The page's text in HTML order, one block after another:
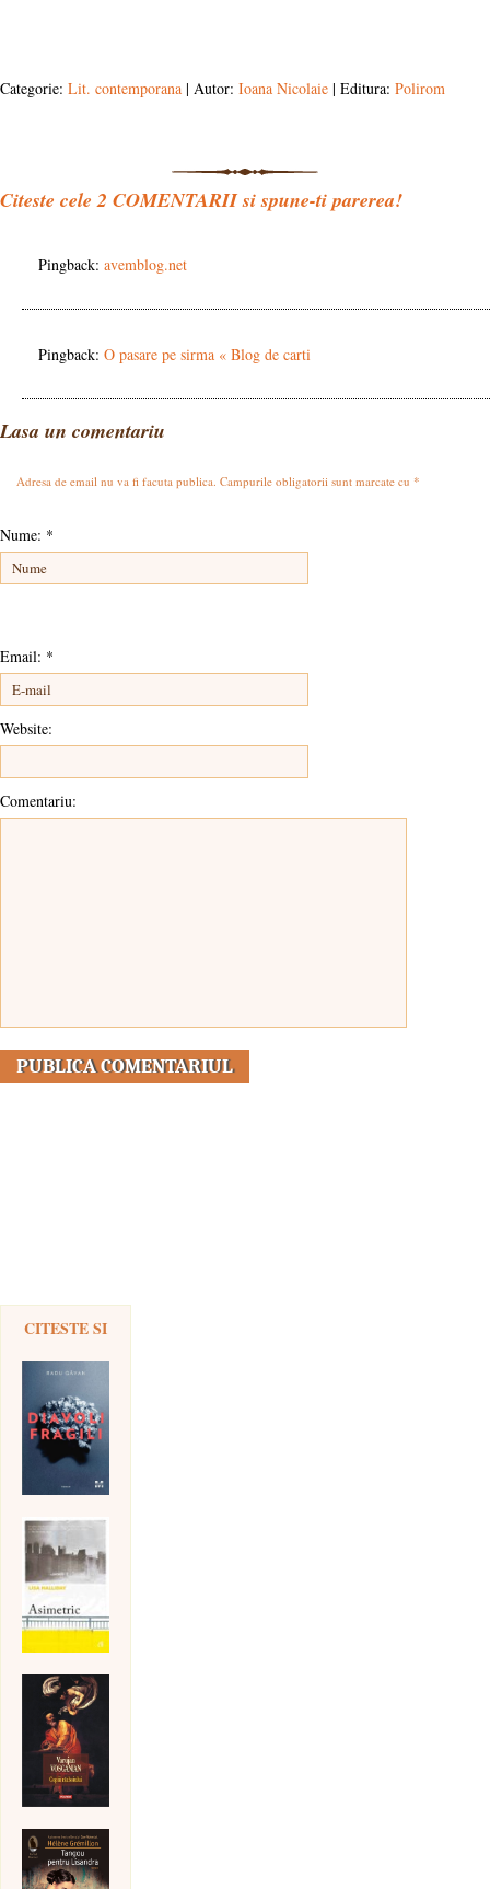
Categorie: Lit. contemporana | Autor: Ioana Nicolaie | Editura: Polirom
Citeste cele2 COMENTARII si spune-ti parerea!
Pingback: avemblog.net
Pingback: O pasare pe sirma « Blog de carti
Lasa un comentariu
Adresa de email nu va fi facuta publica. Campurile obligatorii sunt marcate cu *
Nume: *
Email: *
Website:
Comentariu:
CITESTE SI